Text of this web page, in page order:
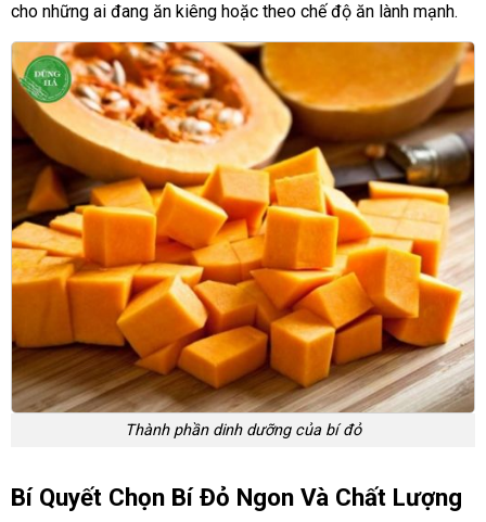
cho những ai đang ăn kiêng hoặc theo chế độ ăn lành mạnh.
Thành phần dinh dưỡng của bí đỏ
Bí Quyết Chọn Bí Đỏ Ngon Và Chất Lượng